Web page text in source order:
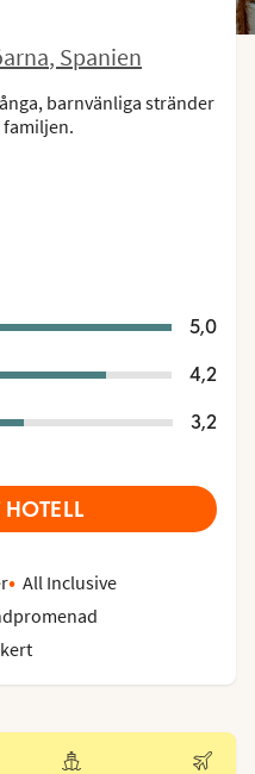
, Spanien
barnvänliga stränder
familjen.
5,0
4,2
3,2
All Inclusive